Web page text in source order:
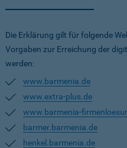
Die Erklärung gilt für folgende
Vorgaben zur Erreichung der
werden:
www.barmenia.de
www.extra-plus.de
www.barmenia-
barmer.barmenia.de
henkel.barmenia.de